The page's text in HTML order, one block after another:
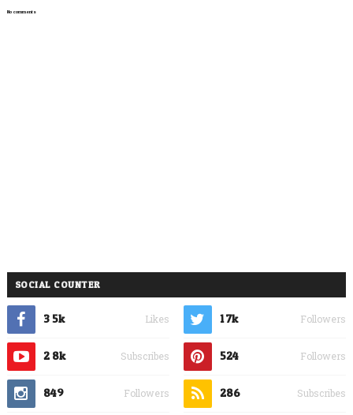
No comments
SOCIAL COUNTER
3.5k Likes 1.7k Followers
2.8k Subscribes 524 Followers
849 Followers 286 Subscribes